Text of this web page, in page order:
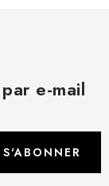
e-mail
S'ABONNER